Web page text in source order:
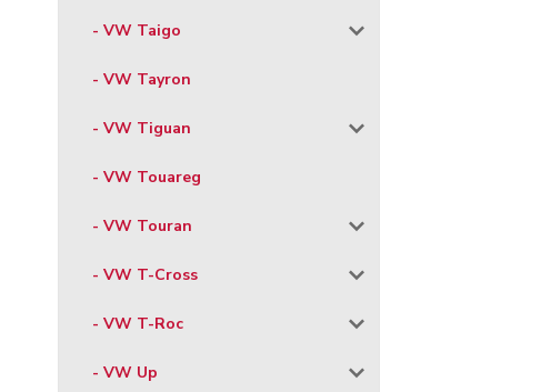
- VW Taigo
- VW Tayron
- VW Tiguan
- VW Touareg
- VW Touran
- VW T-Cross
- VW T-Roc
- VW Up